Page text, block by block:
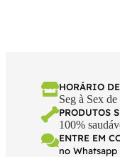
HORÁRIO
Seg à Sex
PRODUTOS
100%
ENTRE EM
no Whatsapp